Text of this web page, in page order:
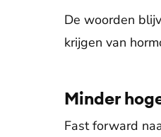
De woorden
krijgen van
Minder
Fast forward